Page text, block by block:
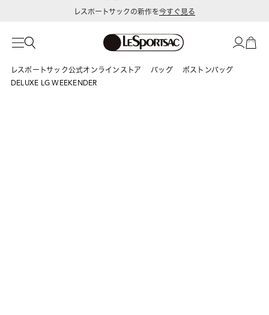
レスポートサックの新作を今すぐ見る
レスポートサック公式オンラインストア バッグ
ボストンバッグ
DELUXE LG WEEKENDER